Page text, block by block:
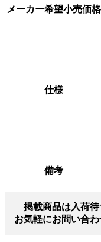
メーカー希望小売価格
仕様
備考
掲載商品は入荷待
お気軽にお問い合